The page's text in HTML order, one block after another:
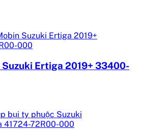
Ertiga 2019+ 33400-